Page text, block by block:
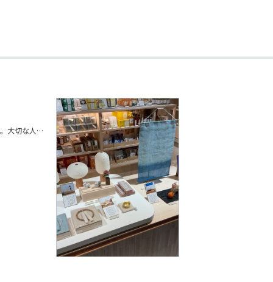
日本に古くから伝わる夏の風習・お盆。大切な人を想う場所を暮らしのすぐそばに設えられたらと、今の暮らしになじむ佇まいで精霊馬（しょうりょううま）のお盆飾りをご用意しました。 合わせて飾っていただける小さなおりんや花入れ、香りの道具もございます。 ※お盆の内容や時期は地域やご家庭、宗派によってさまざまな違いがあります。それぞれの習わしに合わせてお飾りください。 ご来店お待ちしております。